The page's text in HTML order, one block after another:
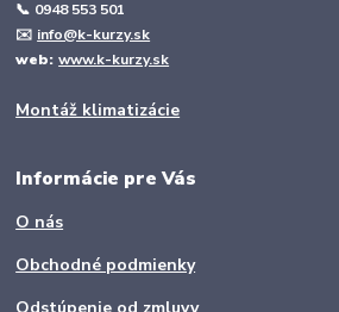
📞 0948 553 501
✉️ info@k-kurzy.sk
web:www.k-kurzy.sk
Montáž klimatizácie
Informácie pre Vás
O nás
Obchodné podmienky